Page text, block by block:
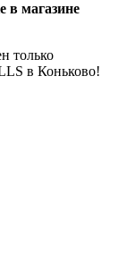
в магазине
только
в Коньково!